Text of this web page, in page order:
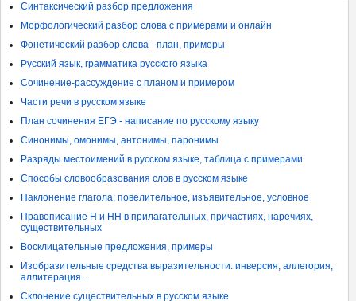
Синтаксический разбор предложения
Морфологический разбор слова с примерами и онлайн
Фонетический разбор слова - план, примеры
Русский язык, грамматика русского языка
Сочинение-рассуждение с планом и примером
Части речи в русском языке
План сочинения ЕГЭ - написание по русскому языку
Синонимы, омонимы, антонимы, паронимы
Разряды местоимений в русском языке, таблица с примерами
Способы словообразования слов в русском языке
Наклонение глагола: повелительное, изъявительное, условное
Правописание Н и НН в прилагательных, причастиях, наречиях,
существительных
Восклицательные предложения, примеры
Изобразительные средства выразительности: инверсия, аллегория,
аллитерация...
Склонение существительных в русском языке